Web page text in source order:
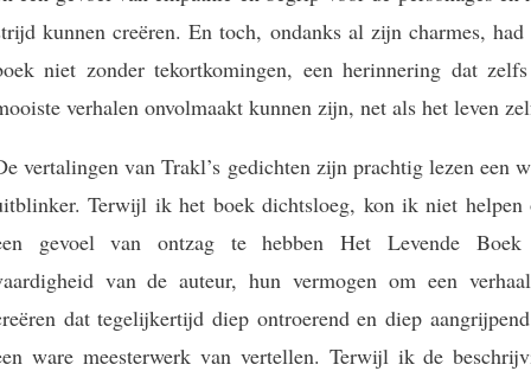
kunnen creëren. En toch, ondanks al zijn charmes, had
niet zonder tekortkomingen, een herinnering dat
verhalen onvolmaakt kunnen zijn, net als het leven
vertalingen van Trakl’s gedichten zijn prachtig lezen een
Terwijl ik het boek dichtsloeg, kon ik niet helpen
gevoel van ontzag te hebben Het Levende
van de auteur, hun vermogen om een
dat tegelijkertijd diep ontroerend en diep
ware meesterwerk van vertellen. Terwijl ik de